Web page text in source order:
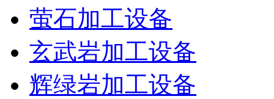
萤石加工设备
玄武岩加工设备
辉绿岩加工设备